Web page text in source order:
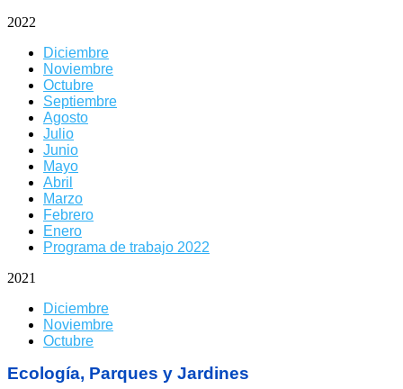
2022
Diciembre
Noviembre
Octubre
Septiembre
Agosto
Julio
Junio
Mayo
Abril
Marzo
Febrero
Enero
Programa de trabajo 2022
2021
Diciembre
Noviembre
Octubre
Ecología, Parques y Jardines